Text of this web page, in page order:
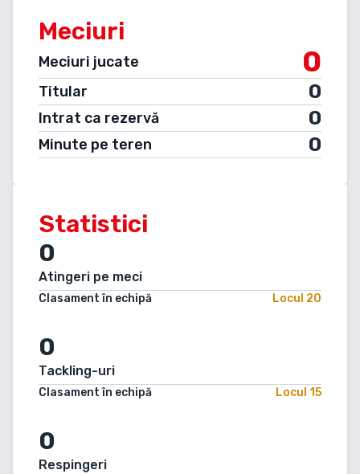
Meciuri
Meciuri jucate 0
Titular 0
Intrat ca rezervă 0
Minute pe teren 0
Statistici
0
Atingeri pe meci
Clasament în echipă Locul 20
0
Tackling-uri
Clasament în echipă Locul 15
0
Respingeri